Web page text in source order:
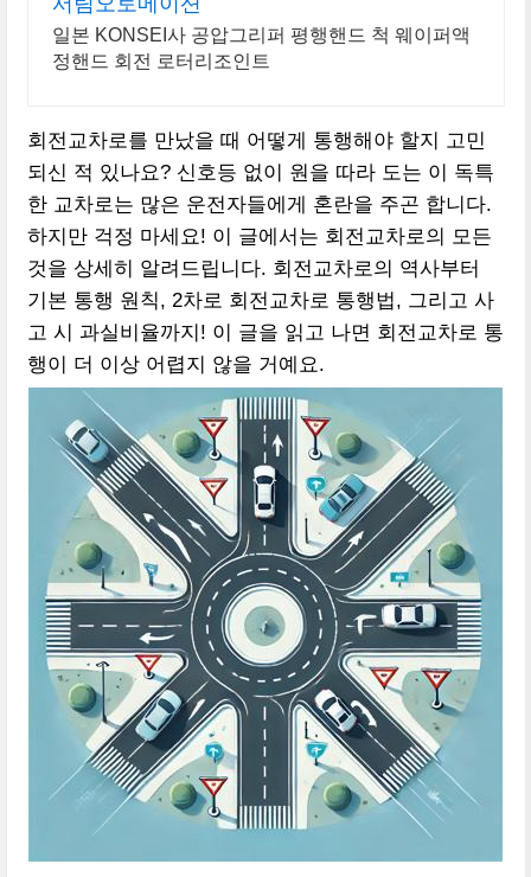
일본 KONSEI사 공압그리퍼 평행핸드 척 웨이퍼액
정핸드 회전 로터리조인트
회전교차로를 만났을 때 어떻게 통행해야 할지 고민
되신 적 있나요? 신호등 없이 원을 따라 도는 이 독특
한 교차로는 많은 운전자들에게 혼란을 주곤 합니다.
하지만 걱정 마세요! 이 글에서는 회전교차로의 모든
것을 상세히 알려드립니다. 회전교차로의 역사부터
기본 통행 원칙, 2차로 회전교차로 통행법, 그리고 사
고 시 과실비율까지! 이 글을 읽고 나면 회전교차로 통
행이 더 이상 어렵지 않을 거예요.